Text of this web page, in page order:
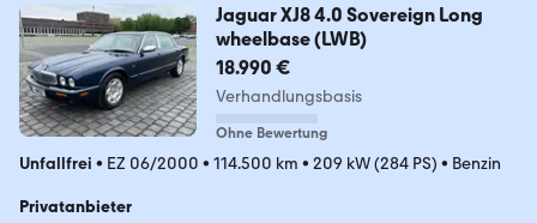
Jaguar XJ8 4.0 Sovereign Long
wheelbase (LWB)
18.990 €
Verhandlungsbasis
Ohne Bewertung
Unfallfrei • EZ 06/2000 • 114.500 km • 209 kW (284 PS) • Benzin
Privatanbieter